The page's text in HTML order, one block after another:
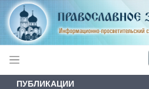
ПУБЛИКАЦИИ